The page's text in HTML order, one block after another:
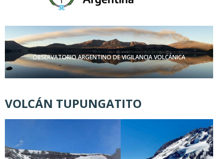
OBSERVATORIO ARGENTINO DE VIGILANCIA VOLCÁNICA
VOLCÁN TUPUNGATITO